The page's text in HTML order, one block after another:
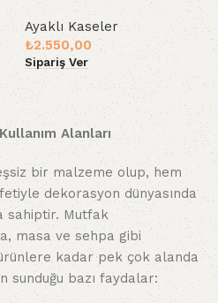
Ayaklı Kaseler
₺2.550,00
Sipariş Ver
₺
Alanları
bir malzeme olup, hem
dekorasyon dünyasında
sahiptir. Mutfak
masa ve sehpa gibi
kadar pek çok alanda
sunduğu bazı faydalar: